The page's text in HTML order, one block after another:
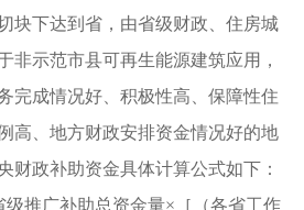
块下达到省，由省级财政、住房城
非示范市县可再生能源建筑应用，
完成情况好、积极性高、保障性住
高、地方财政安排资金情况好的地
财政补助资金具体计算公式如下：
推广补助总资金量×［（各省工作